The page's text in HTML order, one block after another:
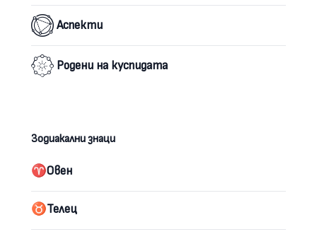
Аспекти
Родени на куспидата
Зодиакални знаци
♈︎Овен
♉︎Телец